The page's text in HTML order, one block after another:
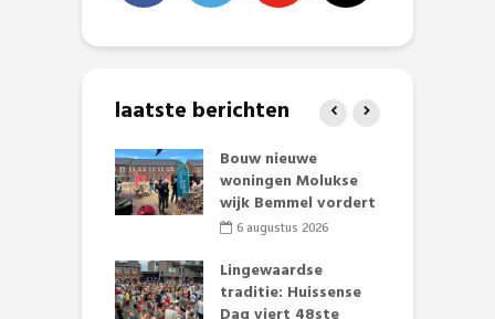
laatste berichten
Bouw nieuwe
woningen Molukse
wijk Bemmel vordert
6 augustus 2026
Lingewaardse
traditie: Huissense